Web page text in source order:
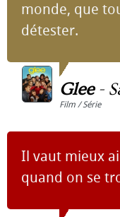
monde, que
détester.
Glee-
Film / Série
Il vaut mieux
quand on se